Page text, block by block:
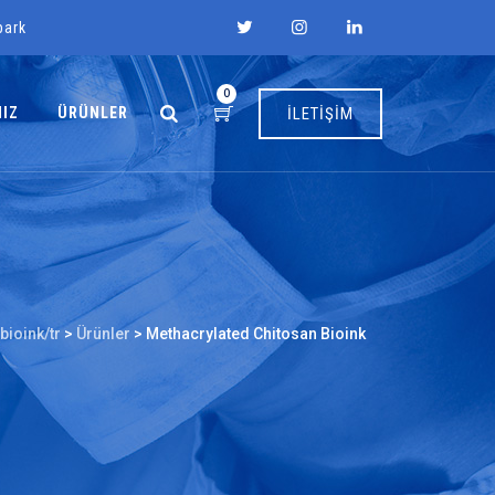
İLETİŞİM
0
ÜRÜNLER
tr > Ürünler > Methacrylated Chitosan Bioink